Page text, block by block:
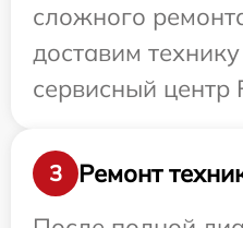
сложного
доставим
сервисный центр
3
Ремонт